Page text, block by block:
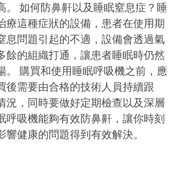
。 如何防鼻鼾以及睡眠窒息症？睡
療這種症狀的設備，患者在使用期
息問題引起的不適，設備會透過氣
餘的組織打通，讓患者睡眠時仍然
。 購買和使用睡眠呼吸機之前，應
後需要由合格的技術人員持續跟
況，同時要做好定期檢查以及深層
呼吸機能夠有效防鼻鼾，讓你時刻
健康的問題得到有效解決。